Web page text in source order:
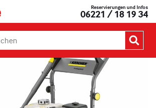
Mietfix® Reservierungen und Infos
06221 / 18 19 34
durchsuchen: